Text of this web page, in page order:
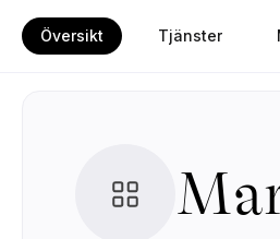
Översikt Tjänster